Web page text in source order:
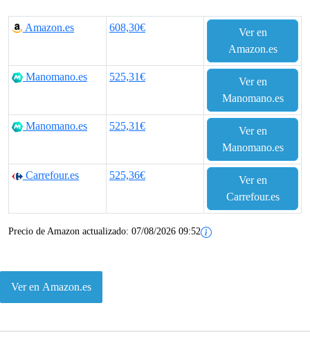
Amazon.es 608,30€
Ver en
Amazon.es
Manomano.es 525,31€
Ver en
Manomano.es
Manomano.es 525,31€
Ver en
Manomano.es
Carrefour.es 525,36€
Ver en
Carrefour.es
Precio de Amazon actualizado: 07/08/2026 09:52
Ver en Amazon.es